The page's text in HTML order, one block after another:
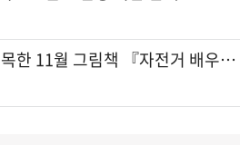
[선정 소식] KBBY 주목한 11월 그림책 『자전거 배우는 아이』